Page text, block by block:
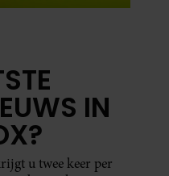
IN
u twee keer per